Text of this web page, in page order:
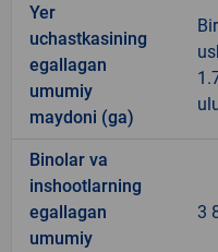
Yer
uchastkasining
egallagan
umumiy
maydoni (ga)
Binolar va
inshootlarning
egallagan
umumiy
3